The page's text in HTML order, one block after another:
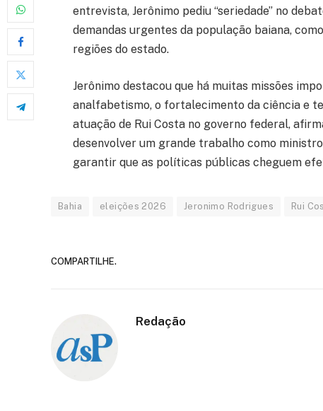
entrevista, Jerônimo pediu “seriedade” no
demandas urgentes da população baiana,
regiões do estado.
Jerônimo destacou que há muitas missões
analfabetismo, o fortalecimento da ciência e
atuação de Rui Costa no governo federal,
desenvolver um grande trabalho como
garantir que as políticas públicas cheguem
Bahia eleições 2026 Jeronimo Rodrigues Rui
COMPARTILHE.
Redação